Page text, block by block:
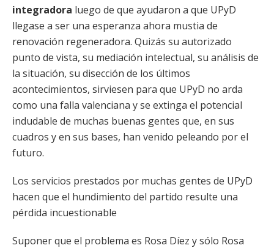
integradora luego de que ayudaron a que UPyD
llegase a ser una esperanza ahora mustia de
renovación regeneradora. Quizás su autorizado
punto de vista, su mediación intelectual, su análisis de
la situación, su disección de los últimos
acontecimientos, sirviesen para que UPyD no arda
como una falla valenciana y se extinga el potencial
indudable de muchas buenas gentes que, en sus
cuadros y en sus bases, han venido peleando por el
futuro.
Los servicios prestados por muchas gentes de UPyD
hacen que el hundimiento del partido resulte una
pérdida incuestionable
Suponer que el problema es Rosa Díez y sólo Rosa